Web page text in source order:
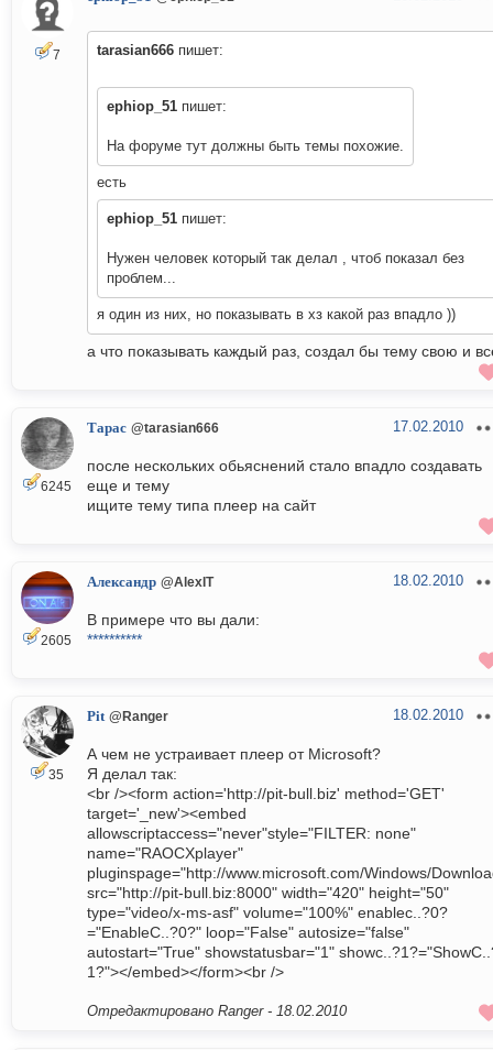
7 tarasian666 пишет:
ephiop_51 пишет:
На форуме тут должны быть темы похожие.
есть
ephiop_51 пишет:
Нужен человек который так делал , чтоб показал без
проблем...
я один из них, но показывать в хз какой раз впадло ))
а что показывать каждый раз, создал бы тему свою и
6245
Тарас @tarasian666 17.02.2010
после нескольких обьяснений стало впадло создавать
еще и тему
ищите тему типа плеер на сайт
2605
Александр @AlexIT 18.02.2010
В примере что вы дали:
**********
35
Pit @Ranger 18.02.2010
А чем не устраивает плеер от Microsoft?
Я делал так:
<br /><form action='http://pit-bull.biz' method='GET'
target='_new'><embed
allowscriptaccess="never"style="FILTER: none"
name="RAOCXplayer"
pluginspage="http://www.microsoft.com/Windows/
src="http://pit-bull.biz:8000" width="420" height="50"
type="video/x-ms-asf" volume="100%" enablec..?0?
="EnableC..?0?" loop="False" autosize="false"
autostart="True" showstatusbar="1"
1?"></embed></form><br />
Отредактировано Ranger - 18.02.2010